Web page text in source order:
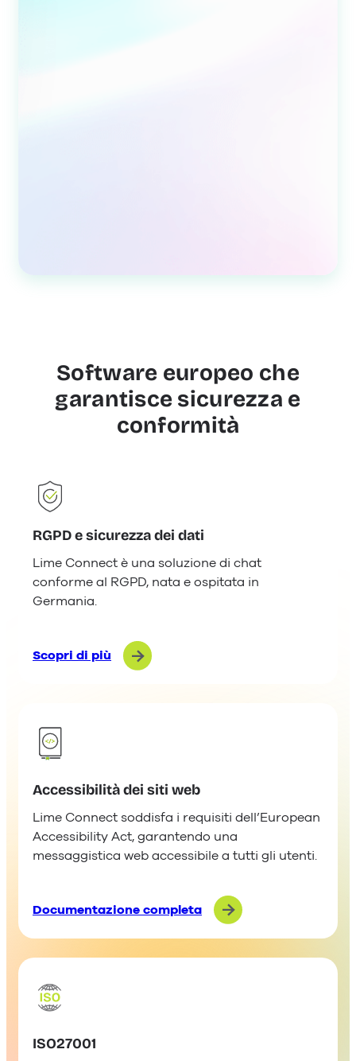
Software europeo che
garantisce sicurezza e
conformità
RGPD e sicurezza dei dati
Lime Connect è una soluzione di chat
conforme al RGPD, nata e ospitata in
Germania.
Scopri di più
Accessibilità dei siti web
Lime Connect soddisfa i requisiti dell’European
Accessibility Act, garantendo una
messaggistica web accessibile a tutti gli utenti.
Documentazione completa
ISO27001